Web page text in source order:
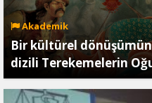
Akademik
Bir kültürel
dizili Terekemelerin